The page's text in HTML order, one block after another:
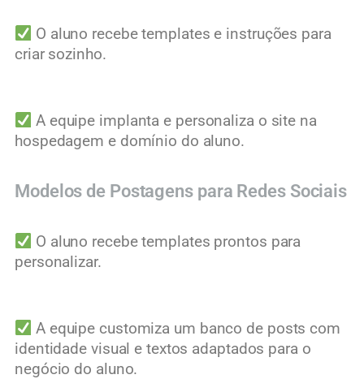
O aluno recebe templates e instruções para
criar sozinho.
A equipe implanta e personaliza o site na
hospedagem e domínio do aluno.
Modelos de Postagens para Redes Sociais
O aluno recebe templates prontos para
personalizar.
A equipe customiza um banco de posts com
identidade visual e textos adaptados para o
negócio do aluno.